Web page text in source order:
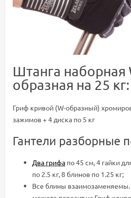
Штанга наборная
образная на 25 кг:
Гриф кривой (W-образный)
зажимов + 4 диска по 5 кг
Гантели разборные
Два грифа по 45 см, 4 гайки
по 2.5 кг, 8 блинов по 1.25 кг;
Все блины взаимозаменяемы.